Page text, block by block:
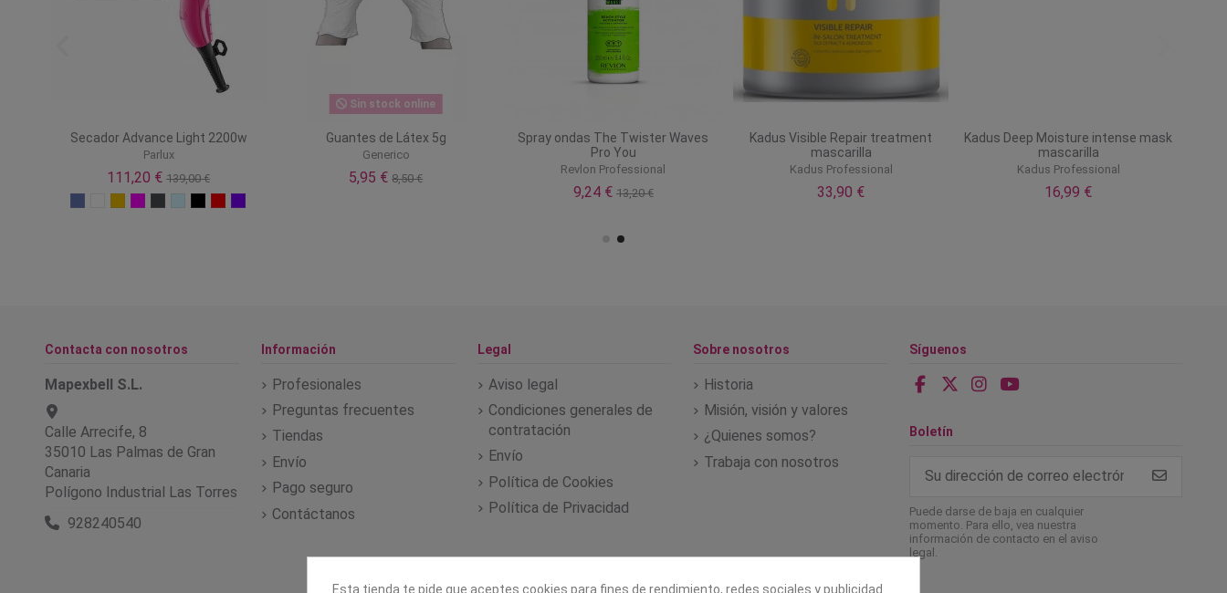
Secador Advance Light 2200w
Parlux
111,20 €139,00 €
Sin stock online
Guantes de Látex 5g
Generico
5,95 €8,50 €
Spray ondas The Twister Waves
Pro You
Revlon Professional
9,24 € 13,20 €
Kadus Visible Repair treatment
mascarilla
Kadus Professional
33,90 €
Kadus Deep Moisture intense mask
mascarilla
Kadus Professional
16,99 €
Contacta con nosotros
Mapexbell S.L.
Calle Arrecife, 8
35010 Las Palmas de Gran
Canaria
Polígono Industrial Las Torres
928240540
Información
Profesionales
Preguntas frecuentes
Tiendas
Envío
Pago seguro
Contáctanos
Legal
Aviso legal
Condiciones generales de
contratación
Envío
Política de Cookies
Política de Privacidad
Sobre nosotros
Historia
Misión, visión y valores
¿Quienes somos?
Trabaja con nosotros
Síguenos
Boletín
Puede darse de baja en cualquier
momento. Para ello, vea nuestra
información de contacto en el aviso
legal.
Esta tienda te pide que aceptes cookies para fines de rendimiento, redes sociales y publicidad.